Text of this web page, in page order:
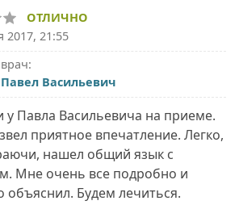
ОТЛИЧНО
2017, 21:55
Васильевич
Павла Васильевича на приеме.
приятное впечатление. Легко,
нашел общий язык с
Мне очень все подробно и
объяснил. Будем лечиться.